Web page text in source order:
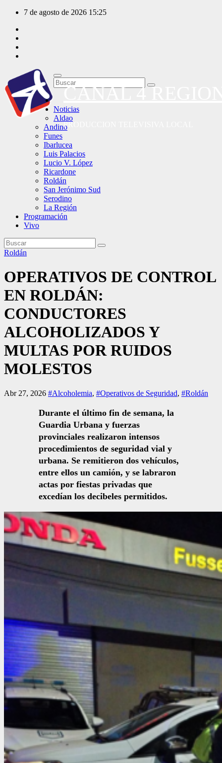
Saltar
contenido
7 de agosto de 2026 15:25
CANAL 4
PRODUCCION TELEVISIVA LOCAL
Noticias
Aldao
Andino
Funes
Ibarlucea
Luis Palacios
Lucio V. López
Ricardone
Roldán
San Jerónimo Sud
Serodino
La Región
Programación
Vivo
Roldán
OPERATIVOS DE CONTROL
EN ROLDÁN:
CONDUCTORES
ALCOHOLIZADOS Y
MULTAS POR RUIDOS
MOLESTOS
Abr 27, 2026 #Alcoholemia, #Operativos de Seguridad, #Roldán
Durante el último fin de semana, la
Guardia Urbana y fuerzas
provinciales realizaron intensos
procedimientos de seguridad vial y
urbana. Se remitieron dos vehículos,
entre ellos un camión, y se labraron
actas por fiestas privadas que
excedían los decibeles permitidos.